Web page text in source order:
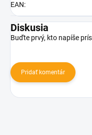
EAN:
Diskusia
Buďte prvý, kto napíše
Pridať komentár